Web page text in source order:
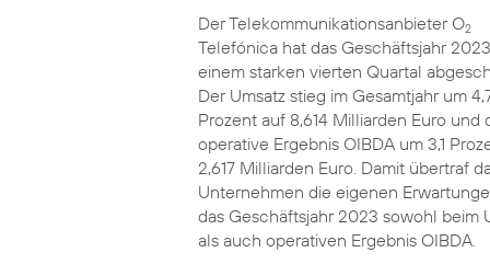
Der Telekommunikationsanbieter O2
Telefónica hat das Geschäftsjahr
einem starken vierten Quartal
Der Umsatz stieg im Gesamtjahr um
Prozent auf 8,614 Milliarden Euro und
operative Ergebnis OIBDA um 3,1
2,617 Milliarden Euro. Damit übertraf
Unternehmen die eigenen
das Geschäftsjahr 2023 sowohl beim
als auch operativen Ergebnis OIBDA.